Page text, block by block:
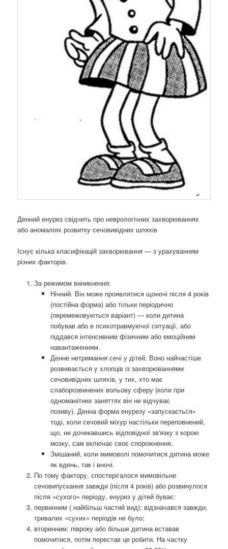
Денний енурез свідчить про неврологічних захворюваннях
або аномаліях розвитку сечовивідних шляхів
Існує кілька класифікацій захворювання — з урахуванням
різних факторів.
За режимом виникнення:
Нічний. Він може проявлятися щоночі після 4 років
(постійна форма) або тільки періодично
(перемежовуються варіант) — коли дитина
побував або в психотравмуючої ситуації, або
піддався інтенсивним фізичним або емоційним
навантаженням.
Денне нетримання сечі у дітей. Воно найчастіше
розвивається у хлопців із захворюваннями
сечовивідних шляхів, у тих, хто має
слаборозвинених вольову сферу (коли при
одноманітних заняттях він не відчуває
позиву). Денна форма енурезу «запускається»
тоді, коли сечовий міхур настільки переповнений,
що, не дочекавшись відповідної зв'язку з корою
мозку, сам включає своє спорожнення.
Змішаний, коли мимоволі помочитися дитина може
як вдень, так і вночі.
По тому фактору, спостерігалося мимовільне
сечовипускання завжди (після 4 років) або розвинулося
після «сухого» періоду, енурез у дітей буває:
первинним ( найбільш частий вид): відзначався завжди,
тривалих «сухих» періодів не було;
вторинним: півроку або більше дитина вставав
помочитися, потім перестав це робити. На частку